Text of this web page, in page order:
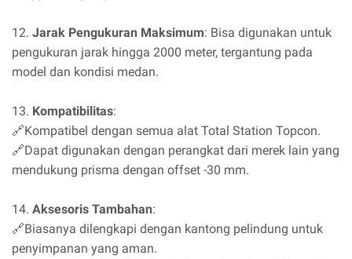
12. Jarak Pengukuran Maksimum: Bisa digunakan untuk
pengukuran jarak hingga 2000 meter, tergantung pada
model dan kondisi medan.
13. Kompatibilitas:
🔗Kompatibel dengan semua alat Total Station Topcon.
🔗Dapat digunakan dengan perangkat dari merek lain yang
mendukung prisma dengan offset -30 mm.
14. Aksesoris Tambahan:
🔗Biasanya dilengkapi dengan kantong pelindung untuk
penyimpanan yang aman.